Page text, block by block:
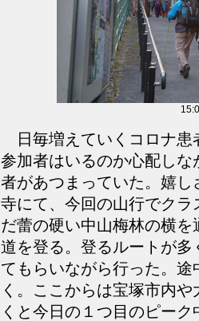
日毎増えていくコロナ患
参加者はいるのか心配し
者があつまっていた。嬉
寺にて、今回の山行でク
だ蕾の硬い中山梅林の横
道を登る。登るルートが
てもらいながら行った。
く。ここからは宝塚市内
くと今日の１つ目のピー